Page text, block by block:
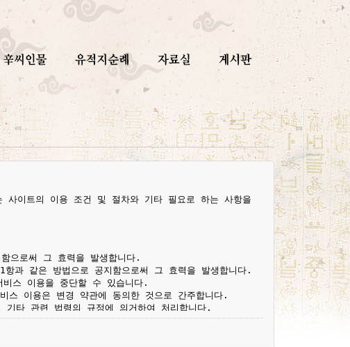
사이트의 이용 조건 및 절차와 기타 필요로 하는 사항을
으로써 그 효력을 발생합니다.
과 같은 방법으로 공지함으로써 그 효력을 발생합니다.
스 이용을 중단할 수 있습니다.
이용은 변경 약관에 동의한 것으로 간주합니다.
타 관련 법령의 규정에 의거하여 처리합니다.